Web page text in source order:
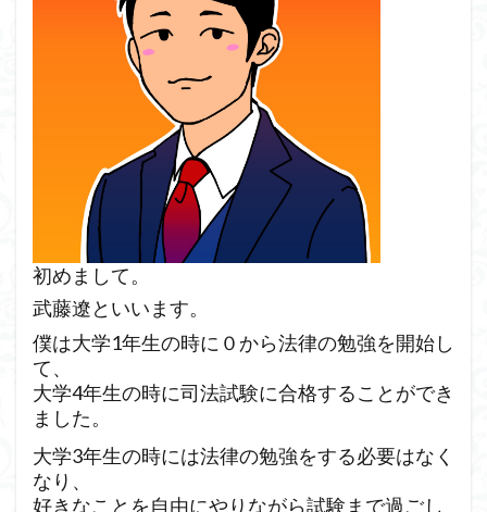
初めまして。
武藤遼といいます。
僕は大学1年生の時に０から法律の勉強を開始し
て、
大学4年生の時に司法試験に合格することができ
ました。
大学3年生の時には法律の勉強をする必要はなく
なり、
好きなことを自由にやりながら試験まで過ごし